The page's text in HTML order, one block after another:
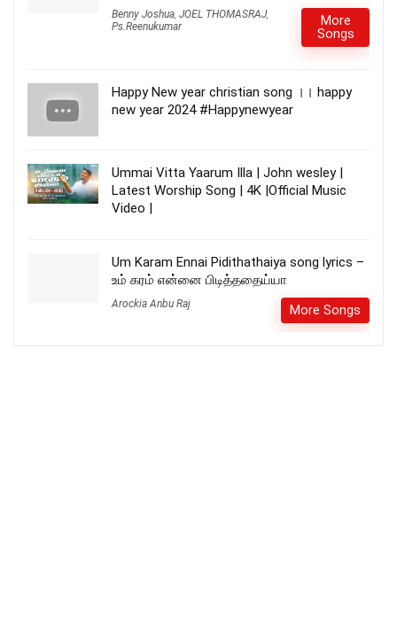
Benny Joshua JOEL THOMASRAJ,
Ps.Reenukumar
More
Songs
Happy New year christian song ।। happy
new year 2024 #Happynewyear
Ummai Vitta Yaarum Illa | John wesley |
Latest Worship Song | 4K |Official Music
Video |
Um Karam Ennai Pidithathaiya song lyrics –
உம் கரம் என்னை பிடித்ததைய்யா
Arockia Anbu Raj More Songs